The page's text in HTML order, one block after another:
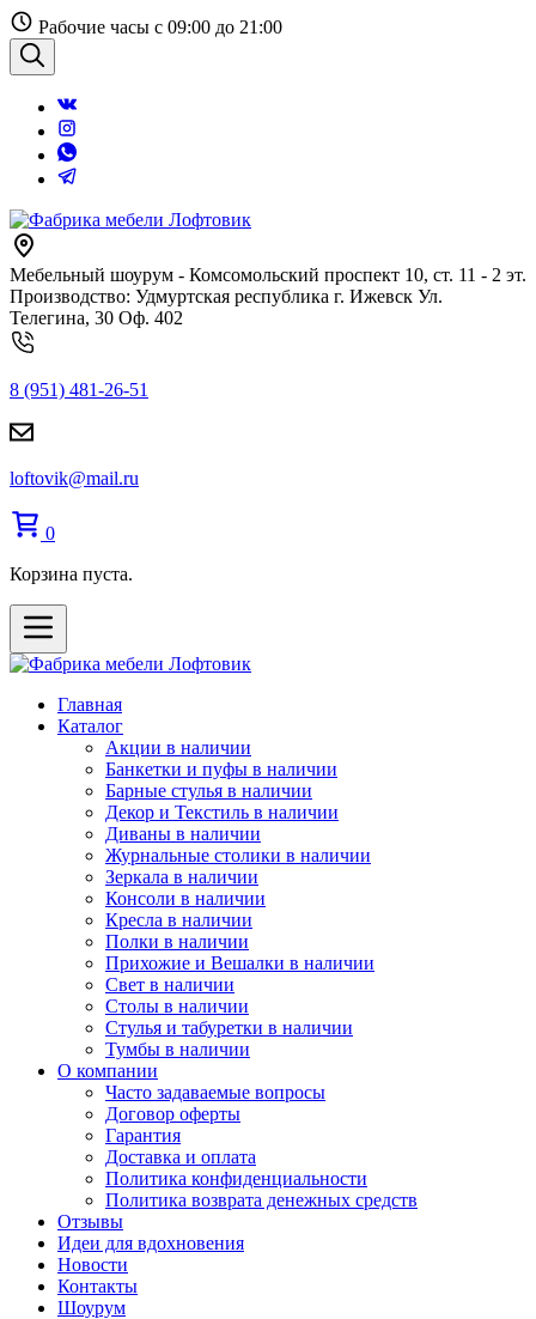
Перейти
к
содержанию
Рабочие часы с 09:00 до 21:00
Поиск
Мебельный шоурум - Комсомольский проспект 10, ст. 11 - 2 эт.
Производство: Удмуртская республика г. Ижевск Ул.
Телегина, 30 Оф. 402
8 (951) 481-26-51
loftovik@mail.ru
0
Корзина пуста.
Главная
Каталог
Акции в наличии
Банкетки и пуфы в наличии
Барные стулья в наличии
Декор и Текстиль в наличии
Диваны в наличии
Журнальные столики в наличии
Зеркала в наличии
Консоли в наличии
Кресла в наличии
Полки в наличии
Прихожие и Вешалки в наличии
Свет в наличии
Столы в наличии
Стулья и табуретки в наличии
Тумбы в наличии
О компании
Часто задаваемые вопросы
Договор оферты
Гарантия
Доставка и оплата
Политика конфиденциальности
Политика возврата денежных средств
Отзывы
Идеи для вдохновения
Новости
Контакты
Шоурум